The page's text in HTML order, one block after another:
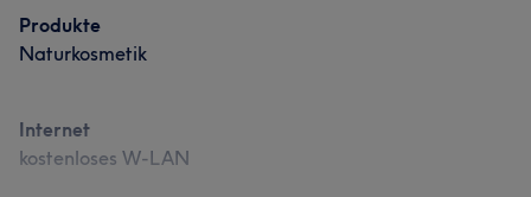
Produkte
Naturkosmetik
Internet
kostenloses W-LAN